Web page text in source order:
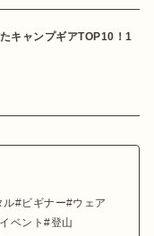
キャンプギアTOP10！1
ル ビギナー
ウェア
イベント 登山